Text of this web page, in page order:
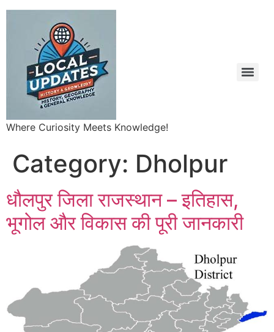
Where Curiosity Meets Knowledge!
Category: Dholpur
धौलपुर जिला राजस्थान – इतिहास,
भूगोल और विकास की पूरी जानकारी